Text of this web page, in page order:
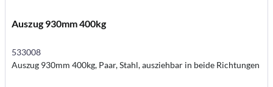
Auszug 930mm 400kg
533008
Auszug 930mm 400kg, Paar, Stahl, ausziehbar in beide Richtungen